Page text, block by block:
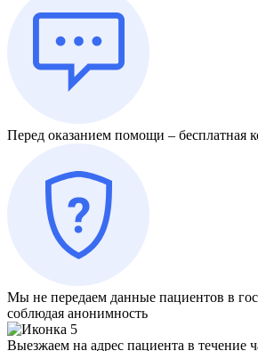
Перед оказанием помощи – бесплатная
Мы не передаем данные пациентов в
соблюдая анонимность
Выезжаем на адрес пациента в течение